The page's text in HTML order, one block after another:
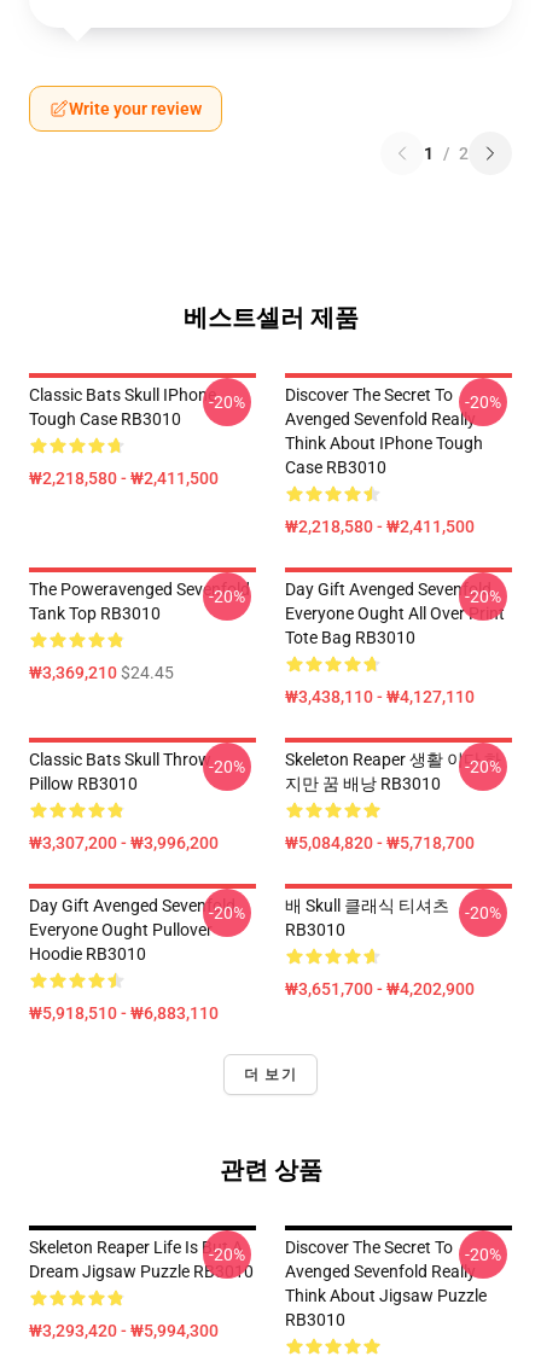
Write your review
1 / 2
베스트셀러 제품
Classic Bats Skull IPhone
Tough Case RB3010
₩2,218,580 - ₩2,411,500
-20%
Discover The Secret To
Avenged Sevenfold Really
Think About IPhone Tough
Case RB3010
₩2,218,580 - ₩2,411,500
-20%
The Poweravenged Sevenfold
Tank Top RB3010
₩3,369,210$24.45
-20%
Day Gift Avenged Sevenfold
Everyone Ought All Over Print
Tote Bag RB3010
₩3,438,110 - ₩4,127,110
-20%
Classic Bats Skull Throw
Pillow RB3010
₩3,307,200 - ₩3,996,200
-20%
Skeleton Reaper 생활 이다 하
지만 꿈 배낭 RB3010
₩5,084,820 - ₩5,718,700
-20%
Day Gift Avenged Sevenfold
Everyone Ought Pullover
Hoodie RB3010
₩5,918,510 - ₩6,883,110
-20%
배 Skull 클래식 티셔츠
RB3010
₩3,651,700 - ₩4,202,900
-20%
더 보기
관련 상품
Skeleton Reaper Life Is But A
Dream Jigsaw Puzzle RB3010
₩3,293,420 - ₩5,994,300
-20%
Discover The Secret To
Avenged Sevenfold Really
Think About Jigsaw Puzzle
RB3010
-20%